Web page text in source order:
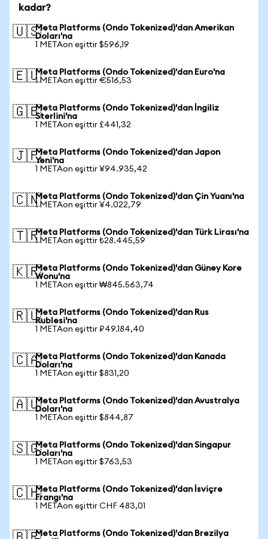
kadar?
🇺🇸Meta Platforms (Ondo Tokenized)'dan Amerikan
Doları'na
1 METAon eşittir $596,19
🇪🇺Meta Platforms (Ondo Tokenized)'dan Euro'na
1 METAon eşittir €516,53
🇬🇧Meta Platforms (Ondo Tokenized)'dan İngiliz
Sterlini'na
1 METAon eşittir £441,32
🇯🇵Meta Platforms (Ondo Tokenized)'dan Japon
Yeni'na
1 METAon eşittir ¥94.935,42
🇨🇳Meta Platforms (Ondo Tokenized)'dan Çin Yuanı'na
1 METAon eşittir ¥4.022,79
🇹🇷Meta Platforms (Ondo Tokenized)'dan Türk Lirası'na
1 METAon eşittir ₺28.445,59
🇰🇷Meta Platforms (Ondo Tokenized)'dan Güney Kore
Wonu'na
1 METAon eşittir ₩845.563,74
🇷🇺Meta Platforms (Ondo Tokenized)'dan Rus
Rublesi'na
1 METAon eşittir ₽49.184,40
🇨🇦Meta Platforms (Ondo Tokenized)'dan Kanada
Doları'na
1 METAon eşittir $831,20
🇦🇺Meta Platforms (Ondo Tokenized)'dan Avustralya
Doları'na
1 METAon eşittir $844,87
🇸🇬Meta Platforms (Ondo Tokenized)'dan Singapur
Doları'na
1 METAon eşittir $763,53
🇨🇭Meta Platforms (Ondo Tokenized)'dan İsviçre
Frangı'na
1 METAon eşittir CHF 483,01
Meta Platforms (Ondo Tokenized)'dan Brezilya